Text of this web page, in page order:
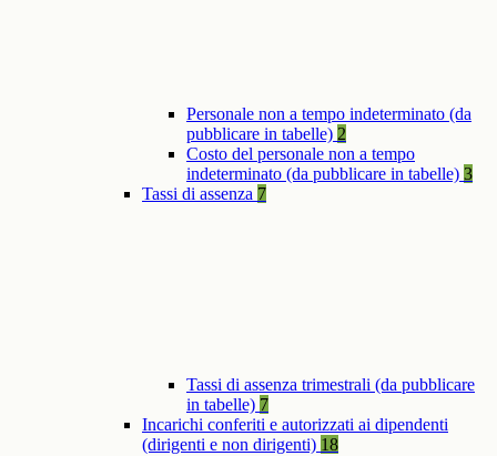
Personale non a tempo indeterminato (da
pubblicare in tabelle) 2
Costo del personale non a tempo
indeterminato (da pubblicare in tabelle) 3
Tassi di assenza 7
Tassi di assenza trimestrali (da pubblicare
in tabelle) 7
Incarichi conferiti e autorizzati ai dipendenti
(dirigenti e non dirigenti) 18